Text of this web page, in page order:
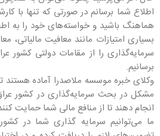
اطلاع شما برسانم در صورتی که تنها با
هماهنگ باشید و خواسته‌های خود را به
بسیاری امتیازات مانند معافیت
سرمایه‌گذاری را از مقامات دولتی کشور
برسانیم.
وکلای خبره موسسه ملاصدرا آماده هستند
مشکل در بحث سرمایه‌گذاری در کشور
انجام دهند تا از منافع مالی شما حمایت
ما می‌توانیم سرمایه گذاری شما در